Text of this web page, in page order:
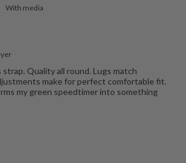
With media
Quality all round. Lugs match
make for perfect comfortable fit.
my green speedtimer into something